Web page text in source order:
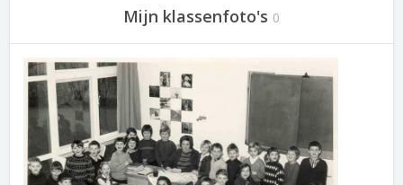
Mijn klassenfoto's 0